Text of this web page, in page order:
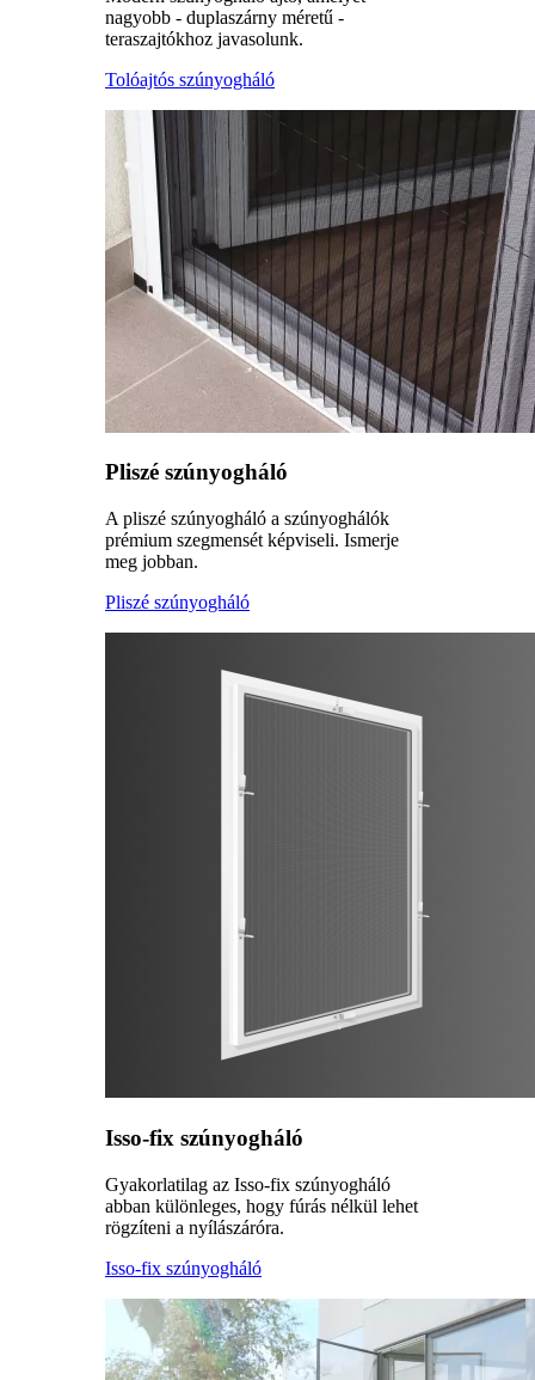
nagyobb - duplaszárny méretű -
teraszajtókhoz javasolunk.
Tolóajtós szúnyogháló
Pliszé szúnyogháló
A pliszé szúnyogháló a szúnyoghálók
prémium szegmensét képviseli. Ismerje
meg jobban.
Pliszé szúnyogháló
Isso-fix szúnyogháló
Gyakorlatilag az Isso-fix szúnyogháló
abban különleges, hogy fúrás nélkül lehet
rögzíteni a nyílászáróra.
Isso-fix szúnyogháló